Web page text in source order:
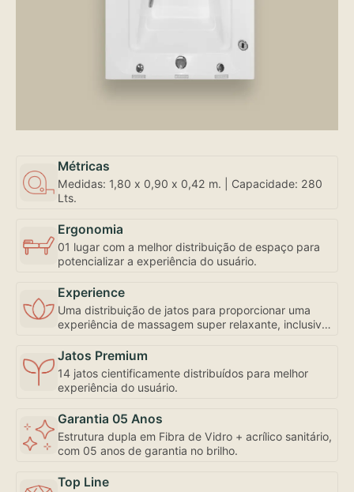
Métricas
Medidas: 1,80 x 0,90 x 0,42 m. | Capacidade: 280
Lts.
Ergonomia
01 lugar com a melhor distribuição de espaço para
potencializar a experiência do usuário.
Experience
Uma distribuição de jatos para proporcionar uma
experiência de massagem super relaxante, inclusive
bem como a mais robusta motobomba do mercado –
uma exclusividade Amazon Spa focada em seu bem-
estar.
Jatos Premium
14 jatos cientificamente distribuídos para melhor
experiência do usuário.
Garantia 05 Anos
Estrutura dupla em Fibra de Vidro + acrílico sanitário,
com 05 anos de garantia no brilho.
Top Line